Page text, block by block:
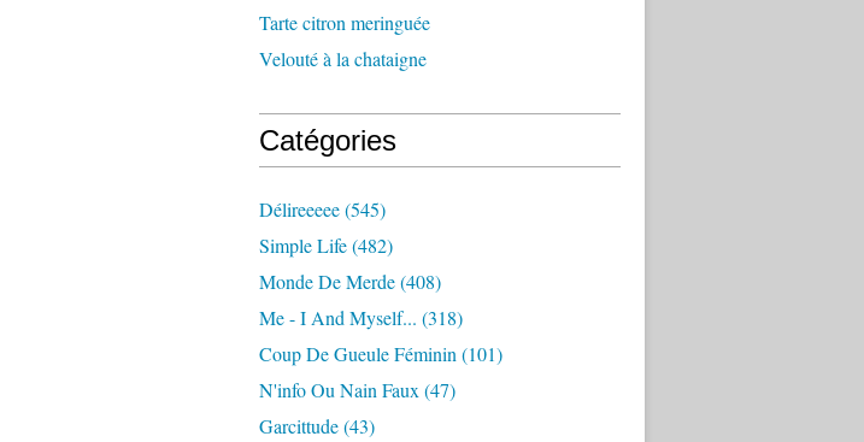
Tarte citron meringuée
Velouté à la chataigne
Catégories
Délireeeee(545)
Simple Life(482)
Monde De Merde(408)
Me - I And Myself... (318)
Coup De Gueule Féminin (101)
N'info Ou Nain Faux (47)
Garcittude(43)